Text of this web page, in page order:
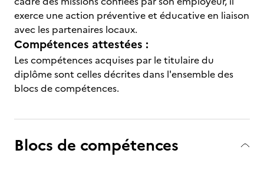
exerce une action préventive et éducative en liaison
avec les partenaires locaux.
Compétences attestées :
Les compétences acquises par le titulaire du
diplôme sont celles décrites dans l'ensemble des
blocs de compétences.
Blocs de compétences